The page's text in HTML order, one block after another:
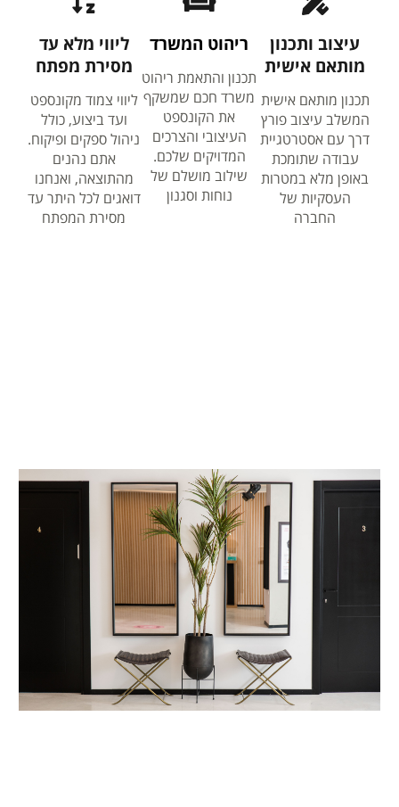
עיצוב ותכנון
מותאם אישית
תכנון מותאם אישית
המשלב עיצוב פורץ
דרך עם אסטרטגיית
עבודה שתומכת
באופן מלא במטרות
העסקיות של
החברה
ריהוט המשרד
תכנון והתאמת ריהוט
משרד חכם שמשקף
את הקונספט
העיצובי והצרכים
המדויקים שלכם.
שילוב מושלם של
נוחות וסגנון
ליווי מלא עד
מסירת מפתח
ליווי צמוד מקונספט
ועד ביצוע, כולל
ניהול ספקים ופיקוח.
אתם נהנים
מהתוצאה, ואנחנו
דואגים לכל היתר עד
מסירת המפתח